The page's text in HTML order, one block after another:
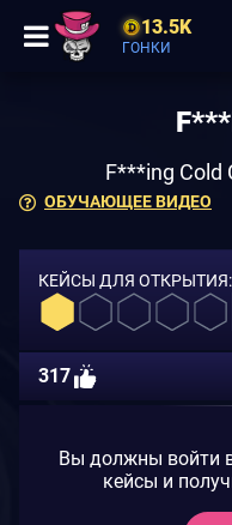
13.5K
ГОНКИ
ОБУЧАЮЩЕЕ ВИДЕО
F***ing Cold
КЕЙСЫ ДЛЯ ОТКРЫТИЯ:
317
Вы должны войти
кейсы и